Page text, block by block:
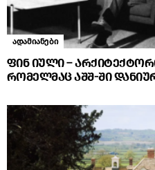
ადამიანები
ფინ იული –
რომელმაც აშშ-ში